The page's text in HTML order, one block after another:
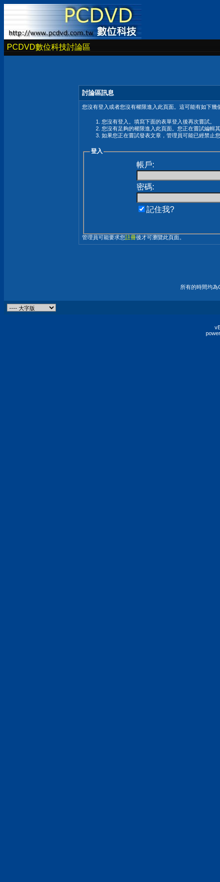
PCDVD數位科技討論區
討論區訊息
您沒有登入或者您沒有權限進入此頁面。這可能有如下幾
您沒有登入。填寫下面的表單登入後再次嘗試。
您沒有足夠的權限進入此頁面。您正在嘗試編輯
如果您正在嘗試發表文章，管理員可能已經禁止
登入
帳戶:
密碼:
記住我?
管理員可能要求您註冊後才可瀏覽此頁面。
所有的時間均為